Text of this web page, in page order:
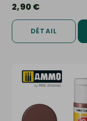
2,90 €
DÉTAIL